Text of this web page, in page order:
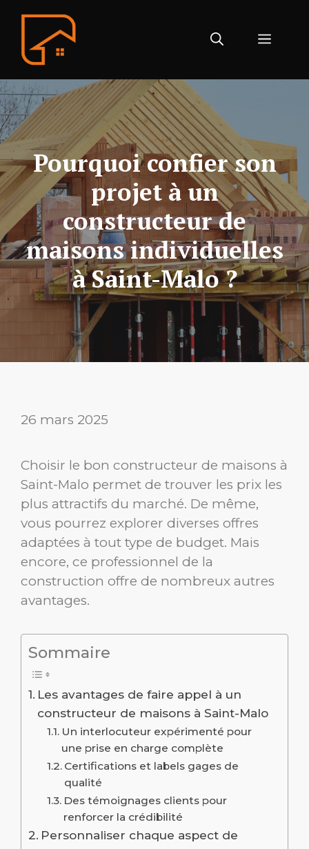
contenu
Menu
Pourquoi confier son
projet à un
constructeur de
maisons individuelles
à Saint-Malo ?
26 mars 2025
Choisir le bon constructeur de maisons à
Saint-Malo permet de trouver les prix les
plus attractifs du marché. De même,
vous pourrez explorer diverses offres
adaptées à tout type de budget. Mais
encore, ce professionnel de la
construction offre de nombreux autres
avantages.
Sommaire
Les avantages de faire appel à un
constructeur de maisons à Saint-Malo
Un interlocuteur expérimenté pour
une prise en charge complète
Certifications et labels gages de
qualité
Des témoignages clients pour
renforcer la crédibilité
Personnaliser chaque aspect de